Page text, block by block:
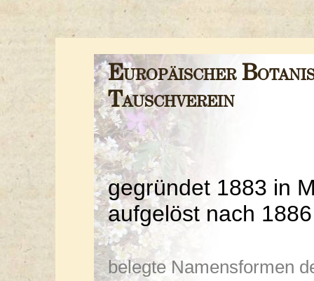
Europäischer
Tauschverein
gegründet 1883 in
aufgelöst nach 1886
belegte Namensformen